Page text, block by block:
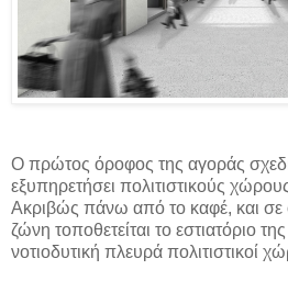
Ο πρώτος όροφος της αγοράς
εξυπηρετήσει πολιτιστικούς
Ακριβώς πάνω από το καφέ, και σε
ζώνη τοποθετείται το εστιατόριο
νοτιοδυτική πλευρά πολιτιστικοί